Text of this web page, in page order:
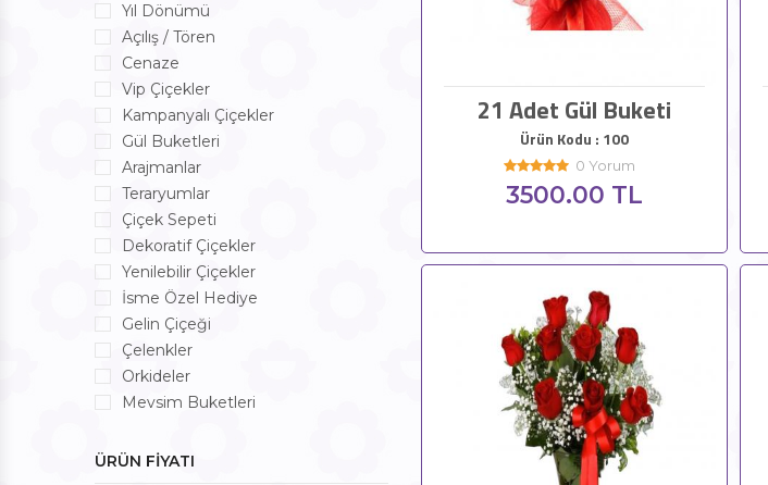
21 Adet Gül Buketi
Ürün Kodu : 100
0 Yorum
3500.00 TL
Yıl Dönümü
Açılış / Tören
Cenaze
Vip Çiçekler
Kampanyalı Çiçekler
Gül Buketleri
Arajmanlar
Teraryumlar
Çiçek Sepeti
Dekoratif Çiçekler
Yenilebilir Çiçekler
İsme Özel Hediye
Gelin Çiçeği
Çelenkler
Orkideler
Mevsim Buketleri
ÜRÜN FİYATI